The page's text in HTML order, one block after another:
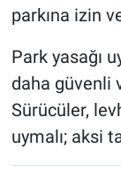
parkına izin
Park yasağı
daha güvenli
Sürücüler,
uymalı; aksi